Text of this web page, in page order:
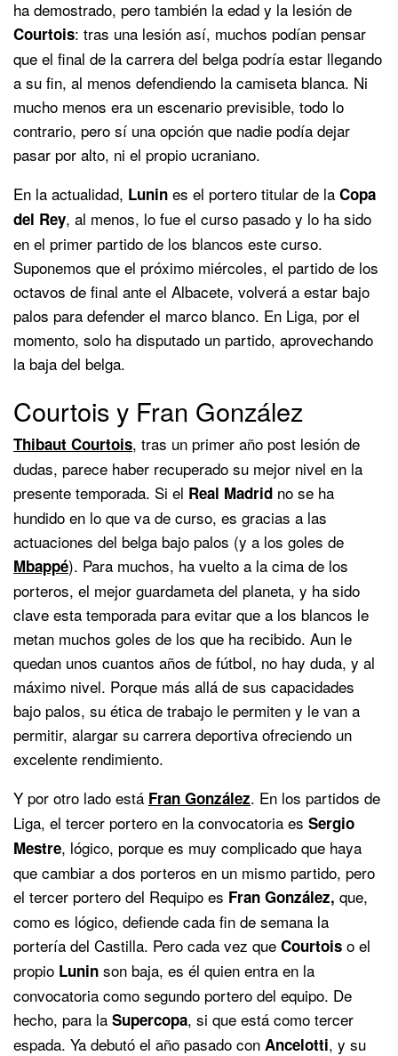
ha demostrado, pero también la edad y la lesión de
Courtois: tras una lesión así, muchos podían pensar
que el final de la carrera del belga podría estar llegando
a su fin, al menos defendiendo la camiseta blanca. Ni
mucho menos era un escenario previsible, todo lo
contrario, pero sí una opción que nadie podía dejar
pasar por alto, ni el propio ucraniano.
En la actualidad, Lunin es el portero titular de la Copa
del Rey, al menos, lo fue el curso pasado y lo ha sido
en el primer partido de los blancos este curso.
Suponemos que el próximo miércoles, el partido de los
octavos de final ante el Albacete, volverá a estar bajo
palos para defender el marco blanco. En Liga, por el
momento, solo ha disputado un partido, aprovechando
la baja del belga.
Courtois y Fran González
Thibaut Courtois, tras un primer año post lesión de
dudas, parece haber recuperado su mejor nivel en la
presente temporada. Si el Real Madrid no se ha
hundido en lo que va de curso, es gracias a las
actuaciones del belga bajo palos (y a los goles de
Mbappé). Para muchos, ha vuelto a la cima de los
porteros, el mejor guardameta del planeta, y ha sido
clave esta temporada para evitar que a los blancos le
metan muchos goles de los que ha recibido. Aun le
quedan unos cuantos años de fútbol, no hay duda, y al
máximo nivel. Porque más allá de sus capacidades
bajo palos, su ética de trabajo le permiten y le van a
permitir, alargar su carrera deportiva ofreciendo un
excelente rendimiento.
Y por otro lado está Fran González. En los partidos de
Liga, el tercer portero en la convocatoria es Sergio
Mestre, lógico, porque es muy complicado que haya
que cambiar a dos porteros en un mismo partido, pero
el tercer portero del Requipo es Fran González, que,
como es lógico, defiende cada fin de semana la
portería del Castilla. Pero cada vez que Courtois o el
propio Lunin son baja, es él quien entra en la
convocatoria como segundo portero del equipo. De
hecho, para la Supercopa, si que está como tercer
espada. Ya debutó el año pasado con Ancelotti, y su